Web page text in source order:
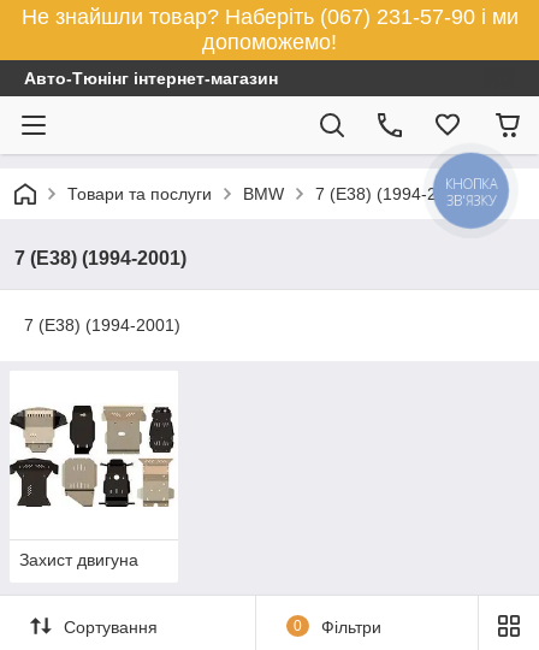
Не знайшли товар? Наберіть (067) 231-57-90 і ми
допоможемо!
Авто-Тюнінг інтернет-магазин
Товари та послуги BMW 7 (E38) (1994-2001)
7 (E38) (1994-2001)
7 (E38) (1994-2001)
Захист двигуна
Сортування 0 Фільтри
КНОПКА
ЗВ'ЯЗКУ